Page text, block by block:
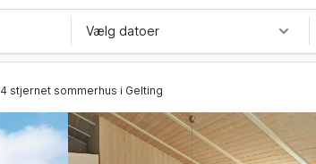
Vælg datoer
4 stjernet sommerhus i Gelting